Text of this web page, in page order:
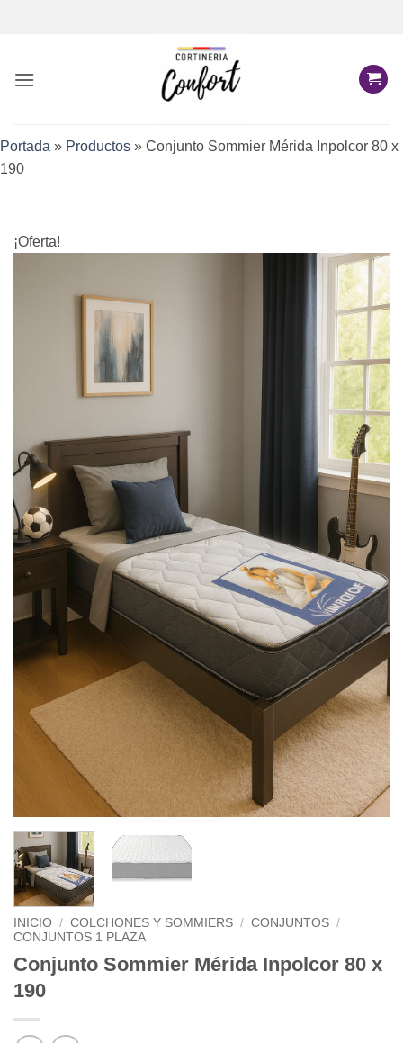
Portada » Productos » Conjunto Sommier Mérida Inpolcor 80 x
190
¡Oferta!
INICIO / COLCHONES Y SOMMIERS / CONJUNTOS /
CONJUNTOS 1 PLAZA
Conjunto Sommier Mérida Inpolcor 80 x
190